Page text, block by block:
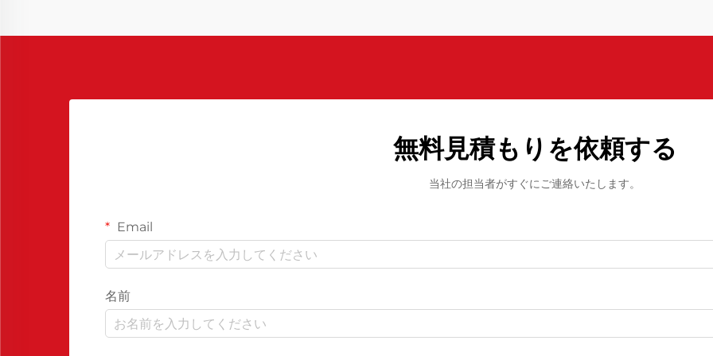
無料見積もりを依頼する
当社の担当者がすぐにご連絡いたします。
Email
名前